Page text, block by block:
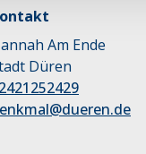
Am Ende
Düren